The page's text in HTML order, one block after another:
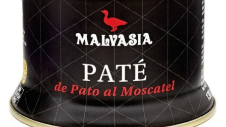
hvězdiček.